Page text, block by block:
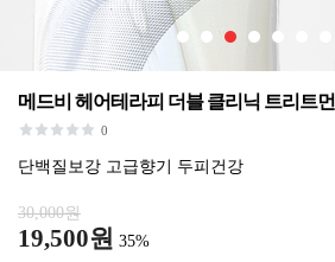
메드비 헤어테라피 더블 클리닉 트리트
0
단백질보강 고급향기 두피건강
30,000원
19,500원 35%